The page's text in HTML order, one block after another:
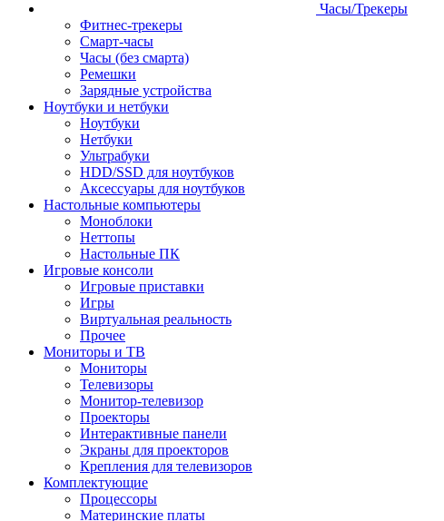
Часы/Трекеры
Фитнес-трекеры
Смарт-часы
Часы (без смарта)
Ремешки
Зарядные устройства
Ноутбуки и нетбуки
Ноутбуки
Нетбуки
Ультрабуки
HDD/SSD для ноутбуков
Аксессуары для ноутбуков
Настольные компьютеры
Моноблоки
Неттопы
Настольные ПК
Игровые консоли
Игровые приставки
Игры
Виртуальная реальность
Прочее
Мониторы и ТВ
Мониторы
Телевизоры
Монитор-телевизор
Проекторы
Интерактивные панели
Экраны для проекторов
Крепления для телевизоров
Комплектующие
Процессоры
Материнские платы